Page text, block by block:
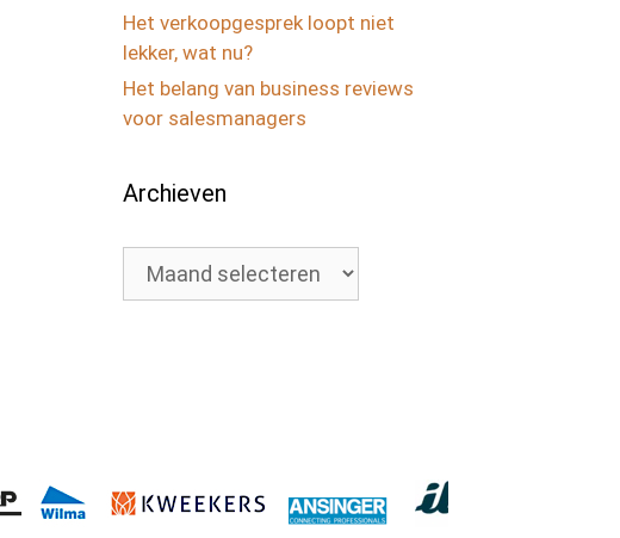
Het verkoopgesprek loopt niet
lekker, wat nu?
Het belang van business reviews
voor salesmanagers
Archieven
Archieven